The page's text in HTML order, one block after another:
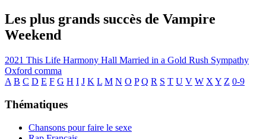
Les plus grands succès de Vampire
Weekend
2021 This Life Harmony Hall Married in a Gold Rush Sympathy
Oxford comma
A B C D E F G H I J K L M N O P Q R S T U V W X Y Z 0-9
Thématiques
Chansons pour faire le sexe